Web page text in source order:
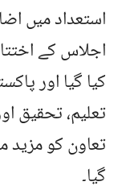
استعداد میں
اجلاس کے
کیا گیا اور
تعلیم، تحقیق
تعاون کو مزید
گیا۔